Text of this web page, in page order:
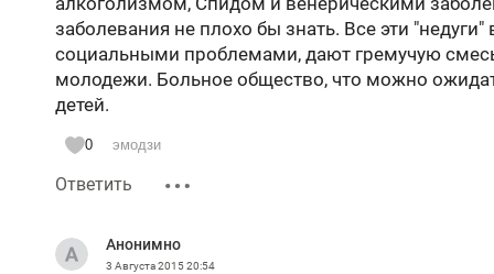
заболевания не плохо бы знать. Все эти
социальными проблемами, дают гремучую
молодежи. Больное общество, что можно
детей.
0 эмодзи
Ответить
Анонимно
3 Августа 201520:54